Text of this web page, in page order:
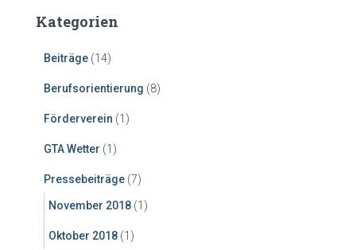
Kategorien
Beiträge (14)
Berufsorientierung (8)
Förderverein (1)
GTA Wetter (1)
Pressebeiträge (7)
November 2018 (1)
Oktober 2018 (1)